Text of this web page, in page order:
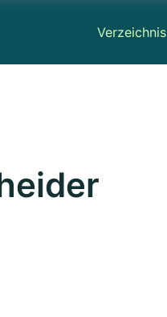
Verzeichnis